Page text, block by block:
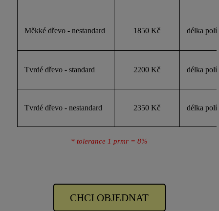
Měkké dřevo - nestandard 1850 Kč délka
Tvrdé dřevo - standard 2200 Kč délka
Tvrdé dřevo - nestandard 2350 Kč délka
* tolerance 1 prmr = 8%
CHCI OBJEDNAT